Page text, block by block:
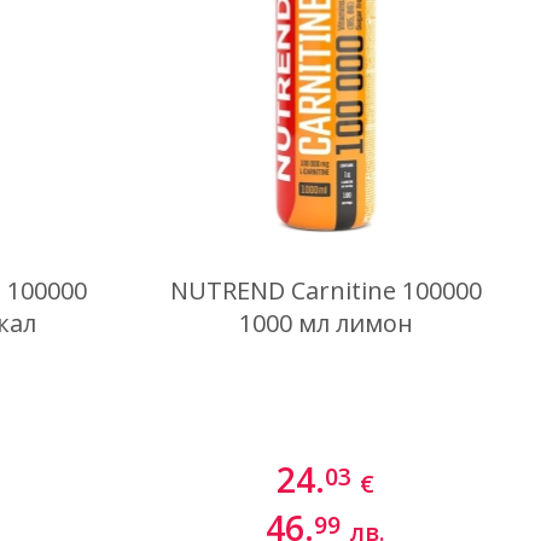
Най-нови
NUTREND Carnitine 100000
1000 мл лимон
24.03 €
46.99 лв.